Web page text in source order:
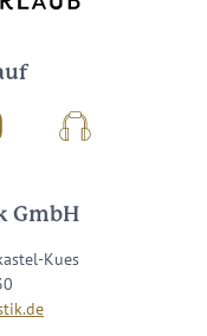
Podcast
GmbH
Kues